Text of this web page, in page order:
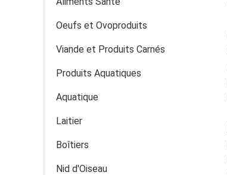
Oeufs et Ovoproduits
Viande et Produits Carnés
Produits Aquatiques
Aquatique
Laitier
Boîtiers
Nid d'Oiseau